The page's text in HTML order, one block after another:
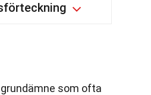
som ofta